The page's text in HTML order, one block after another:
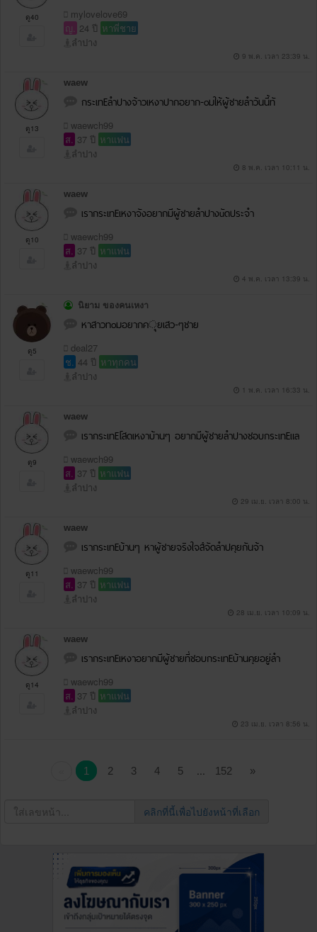
ดู40
mylovelove69
ญ. 24 ปี หาพี่ชาย
ลำปาง
9 พ.ค. เวลา 23:39 น.
ดู13
waew
กระเทEลำปางจ้าวเหงาปากอยาก-oมให้ผู้ชายลำวันนี้ทั
waewch99
ส. 37 ปี หาแฟน
ลำปาง
8 พ.ค. เวลา 10:11 น.
ดู10
waew
เรากระเทEเหงาจังอยากมีผู้ชายลำปางuัดประจำ
waewch99
ส. 37 ปี หาแฟน
ลำปาง
4 พ.ค. เวลา 13:39 น.
ดู5
นิยาม ของคนเหงา
หาสาวทoมอยากค◌ุยเสว-ๆชาย
deal27
ช. 44 ปี หาทุกคน
ลำปาง
1 พ.ค. เวลา 16:33 น.
ดู9
waew
เรากระเทEโสดเหงาบ้านๆ อยากมีผู้ชายลำปางชอบกระเทEแล
waewch99
ส. 37 ปี หาแฟน
ลำปาง
29 เม.ย. เวลา 8:00 น.
ดู11
waew
เรากระเทEบ้านๆ หาผู้ชายจริงใจส์จัดลำปคุยกันจ้า
waewch99
ส. 37 ปี หาแฟน
ลำปาง
28 เม.ย. เวลา 10:09 น.
ดู14
waew
เรากระเทEเหงาอยากมีผู้ชายที่ชอบกระเทEบ้านคุยอยู่ลำ
waewch99
ส. 37 ปี หาแฟน
ลำปาง
23 เม.ย. เวลา 8:56 น.
1 2 3 4 5 152 »
คลิกที่นี้เพื่อไปยังหน้าที่เลือก